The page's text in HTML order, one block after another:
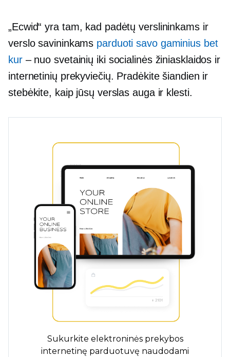
„Ecwid“ yra tam, kad padėtų verslininkams ir
verslo savininkams parduoti savo gaminius bet
kur– nuo ​​svetainių iki socialinės žiniasklaidos ir
internetinių prekyviečių. Pradėkite šiandien ir
stebėkite, kaip jūsų verslas auga ir klesti.
Sukurkite elektroninės prekybos
internetinę parduotuvę naudodami